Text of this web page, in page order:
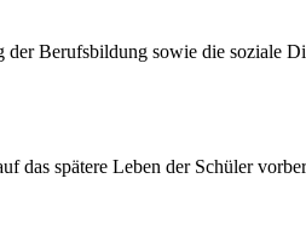
der Berufsbildung sowie die soziale
das spätere Leben der Schüler